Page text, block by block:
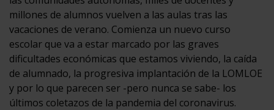
millones de alumnos vuelven a las aulas tras las
vacaciones de verano. Comienza un nuevo curso
escolar que va a estar marcado por las graves
dificultades económicas que estamos viviendo, la caída
de alumnado, la progresiva implantación de la LOMLOE
y por lo que parecen ser -pero nunca se sabe- los
últimos coletazos de la pandemia del coronavirus.